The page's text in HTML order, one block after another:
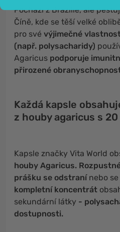
Pochází z Brazílie, ale
Číně, kde se těší velké
pro své výjimečné
(např. polysacharidy)
Agaricus podporuje
přirozené
Každá kapsle
z houby agaricus s
Kapsle značky Vita World
houby Agaricus.
prášku se odstraní nebo
kompletní koncentrát
sekundární látky -
dostupnosti.